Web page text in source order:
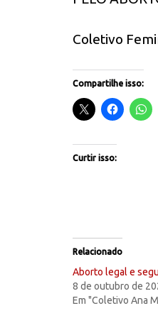
Coletivo
Compartilhe isso:
Curtir isso:
Relacionado
Aborto legal e
8 de outubro de
Em "Coletivo Ana